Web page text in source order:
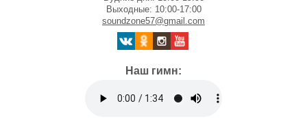
Выходные: 10:00-17:00
soundzone57@gmail.com
Наш гимн: